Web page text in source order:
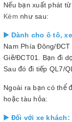
Nếu bạn xuất phát từ
Kèm như sau:
▶️ Dành cho ô tô,
Nam Phía Đông/
Giẽ/ĐCT01. Bạn đi
Sau đó đi tiếp QL7/
Ngoài ra bạn có thể
hoặc tàu hỏa:
▶️ Đối với xe khách: